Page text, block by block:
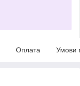
Оплата Умови